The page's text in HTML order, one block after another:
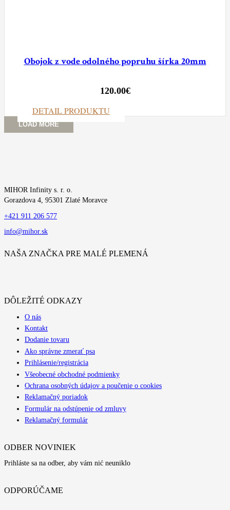
Obojok z vode odolného popruhu šírka 20mm
120.00€
DETAIL PRODUKTU
LOAD MORE
MIHOR Infinity s. r. o.
Gorazdova 4, 95301 Zlaté Moravce
+421 911 206 577
info@mihor.sk
NAŠA ZNAČKA PRE MALÉ PLEMENÁ
DÔLEŽITÉ ODKAZY
O nás
Kontakt
Dodanie tovaru
Ako správne zmerať psa
Prihlásenie/registrácia
Všeobecné obchodné podmienky
Ochrana osobných údajov a poučenie o cookies
Reklamačný poriadok
Formulár na odstúpenie od zmluvy
Reklamačný formulár
ODBER NOVINIEK
Prihláste sa na odber, aby vám nić neuniklo
ODPORÚČAME